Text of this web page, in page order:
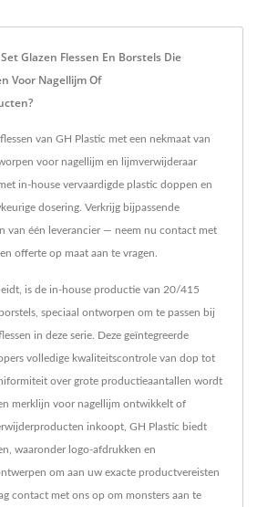
Glazen Flessen En Borstels Die
Voor Nagellijm Of
van GH Plastic met een nekmaat van
voor nagellijm en lijmverwijderaar
in-house vervaardigde plastic doppen en
dosering. Verkrijg bijpassende
van één leverancier — neem nu contact met
offerte op maat aan te vragen.
is de in-house productie van 20/415
speciaal ontworpen om te passen bij
in deze serie. Deze geïntegreerde
volledige kwaliteitscontrole van dop tot
over grote productieaantallen wordt
merklijn voor nagellijm ontwikkelt of
inkoopt, GH Plastic biedt
waaronder logo-afdrukken en
om aan uw exacte productvereisten
contact met ons op om monsters aan te